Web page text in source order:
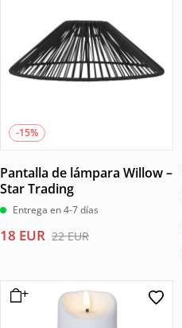
-15%
Pantalla de lámpara Willow –
Star Trading
Entrega en 4-7 días
22EUR
El
era:
22 EUR.
18 EUR
El
es:
18 EUR.